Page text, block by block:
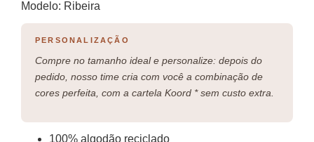
Modelo: Ribeira
PERSONALIZAÇÃO
Compre no tamanho ideal e personalize: depois do
pedido, nosso time cria com você a combinação de
cores perfeita, com a cartela Koord * sem custo extra.
100% algodão reciclado